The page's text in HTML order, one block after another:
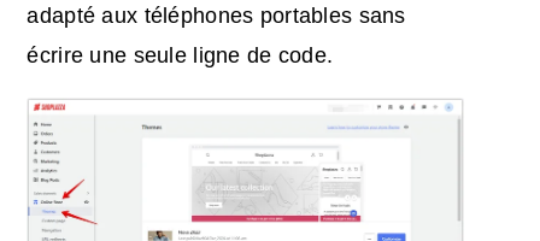
adapté aux téléphones portables sans
écrire une seule ligne de code.